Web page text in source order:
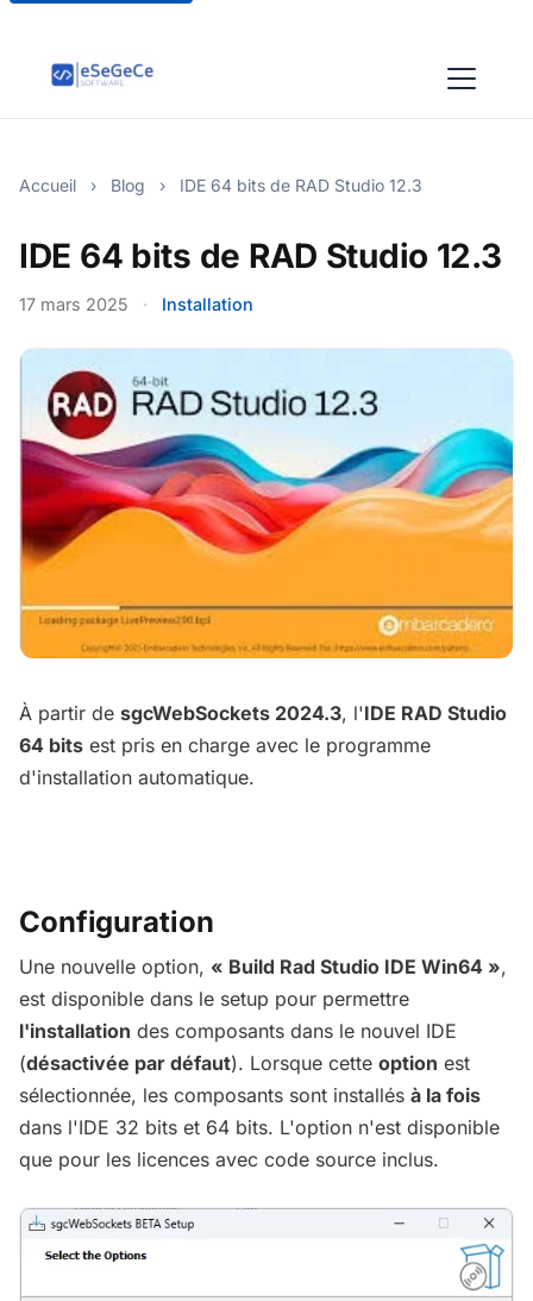
Accueil › Blog › IDE 64 bits de RAD Studio 12.3
IDE 64 bits de RAD Studio 12.3
17 mars 2025 · Installation
À partir de sgcWebSockets 2024.3, l'IDE RAD Studio
64 bits est pris en charge avec le programme
d'installation automatique.
Configuration
Une nouvelle option, « Build Rad Studio IDE Win64 »,
est disponible dans le setup pour permettre
l'installation des composants dans le nouvel IDE
(désactivée par défaut). Lorsque cette option est
sélectionnée, les composants sont installés à la fois
dans l'IDE 32 bits et 64 bits. L'option n'est disponible
que pour les licences avec code source inclus.